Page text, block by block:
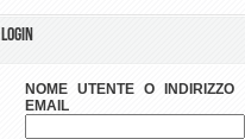
LOGIN
NOME UTENTE O INDIRIZZO
EMAIL